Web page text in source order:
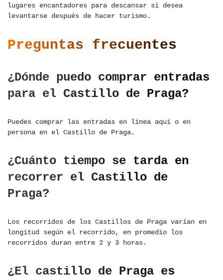
lugares encantadores para descansar si desea
levantarse después de hacer turismo.
Preguntas frecuentes
¿Dónde puedo comprar entradas
para el Castillo de Praga?
Puedes comprar las entradas en línea aquí o en
persona en el Castillo de Praga.
¿Cuánto tiempo se tarda en
recorrer el Castillo de
Praga?
Los recorridos de los Castillos de Praga varían en
longitud según el recorrido, en promedio los
recorridos duran entre 2 y 3 horas.
¿El castillo de Praga es